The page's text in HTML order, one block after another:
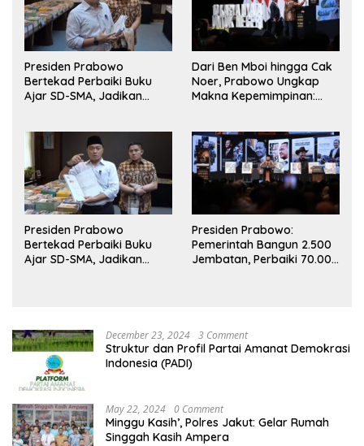
Presiden Prabowo
Bertekad Perbaiki Buku
Ajar SD-SMA, Jadikan
Dari Ben Mboi hingga Cak
Noer, Prabowo Ungkap
Makna Kepemimpinan:
Presiden Prabowo
Bertekad Perbaiki Buku
Ajar SD-SMA, Jadikan
Presiden Prabowo:
Pemerintah Bangun 2.500
Jembatan, Perbaiki 70.000
December 23, 2024 3 Comment
Struktur dan Profil Partai Amanat Demokrasi
Indonesia (PADI)
May 22, 2024 0 Comment
Minggu Kasih’, Polres Jakut: Gelar Rumah
Singgah Kasih Ampera